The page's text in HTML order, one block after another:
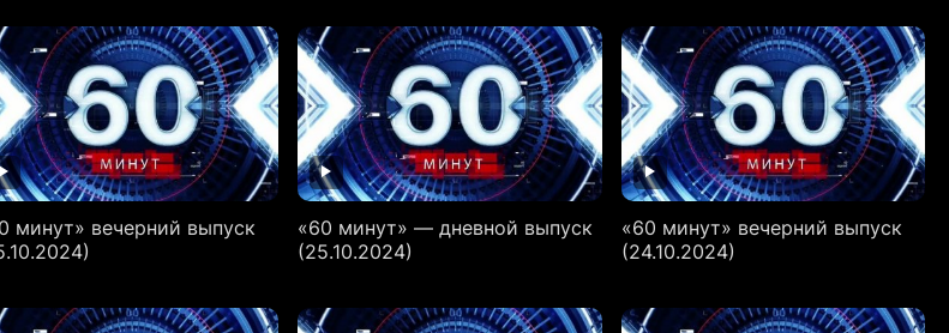
минут» вечерний выпуск
«60 минут» — дневной выпуск
(25.10.2024)
«60 минут» вечерний выпуск
(24.10.2024)